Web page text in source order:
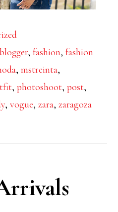
blogger,fashion,fashion
,mstreinta,
,photoshoot,post,
,vogue,zara,zaragoza